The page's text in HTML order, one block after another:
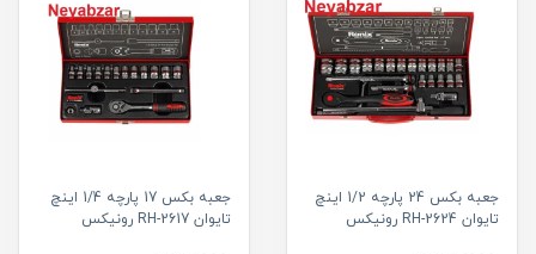
جعبه بکس 24 پارچه 1/2 اینچ
تایوان RH-2624 رونیکس
جعبه بکس 17 پارچه 1/4 اینچ
تایوان RH-2617 رونیکس